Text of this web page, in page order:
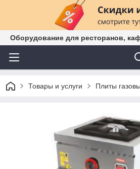
Оборудование для ресторанов,
Товары и услуги Плиты